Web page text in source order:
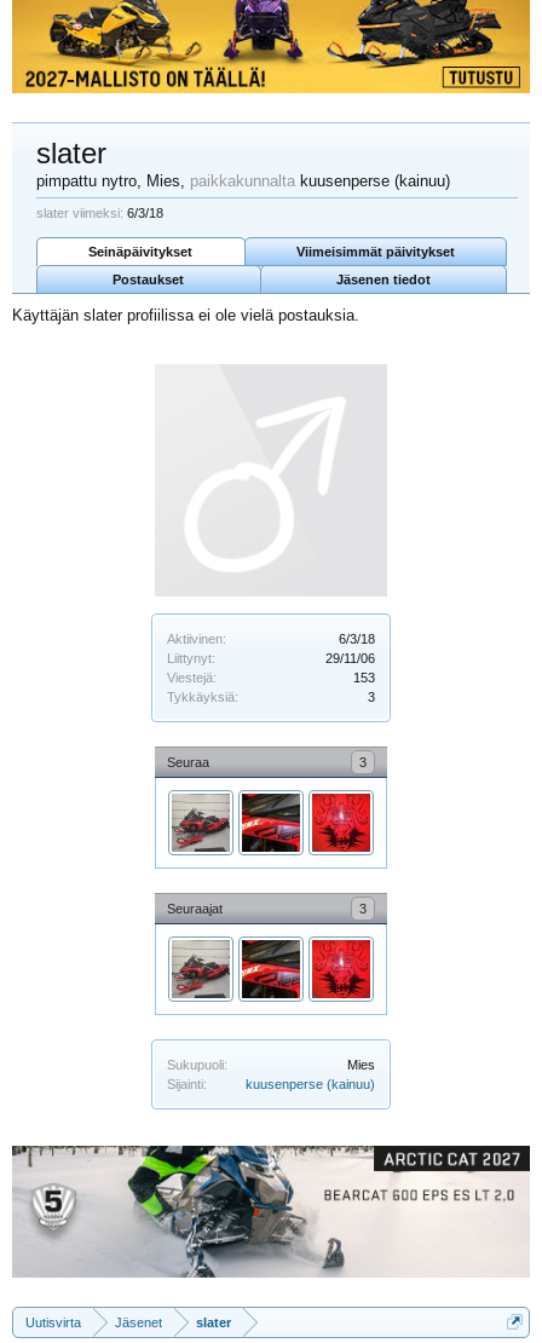
Aktiivinen:
6/3/18
Liittynyt:
29/11/06
Viestejä:
153
Tykkäyksiä:
3
Seuraa 3
Seuraajat 3
Sukupuoli:
Mies
Sijainti:
kuusenperse (kainuu)
slater
pimpattu nytro , Mies, paikkakunnalta kuusenperse (kainuu)
slater viimeksi: 6/3/18
Seinäpäivitykset
Viimeisimmät päivitykset
Postaukset
Jäsenen tiedot
Käyttäjän slater profiilissa ei ole vielä postauksia.
Uutisvirta Jäsenet slater